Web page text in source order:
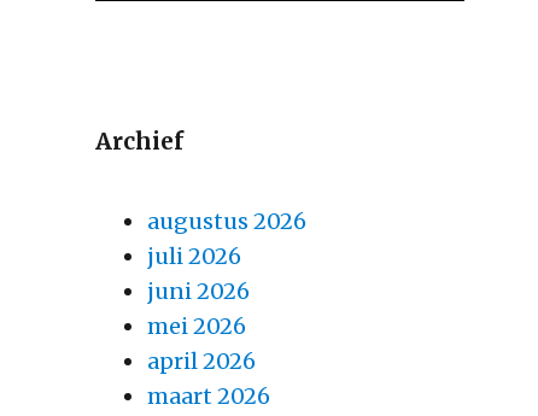
Archief
augustus 2026
juli 2026
juni 2026
mei 2026
april 2026
maart 2026